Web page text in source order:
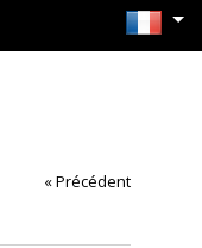
« Précédent